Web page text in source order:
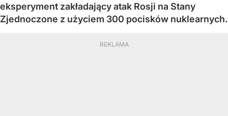
eksperyment zakładający atak Rosji na Stany
Zjednoczone z użyciem 300 pocisków nuklearnych.